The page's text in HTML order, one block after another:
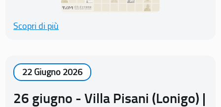
Scopri di più
22 Giugno 2026
26 giugno - Villa Pisani (Lonigo) |